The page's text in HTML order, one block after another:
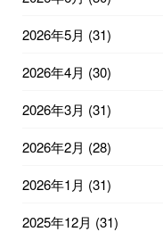
2026年5月 (31)
2026年4月 (30)
2026年3月 (31)
2026年2月 (28)
2026年1月 (31)
2025年12月 (31)